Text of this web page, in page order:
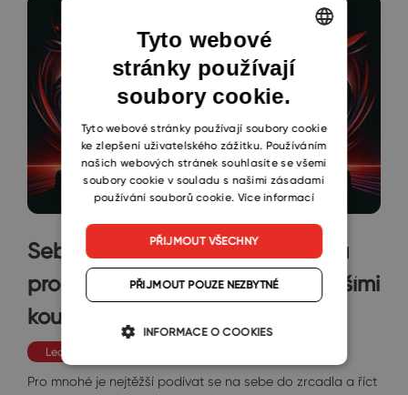
Seberozvoj s ChatGPT: 5 příkazů
pro virtuální sezení s těmi nejlepšími
kouči
Leadership
Pro mnohé je nejtěžší podívat se na sebe do zrcadla a říct
ENGLISH
CZECH
SLOVAK
Tyto webové
stránky používají
soubory cookie.
Tyto webové stránky používají soubory cookie
ke zlepšení uživatelského zážitku. Používáním
našich webových stránek souhlasíte se všemi
soubory cookie v souladu s našimi zásadami
používání souborů cookie. Více informací
PŘIJMOUT VŠECHNY
PŘIJMOUT POUZE NEZBYTNÉ
INFORMACE O COOKIES